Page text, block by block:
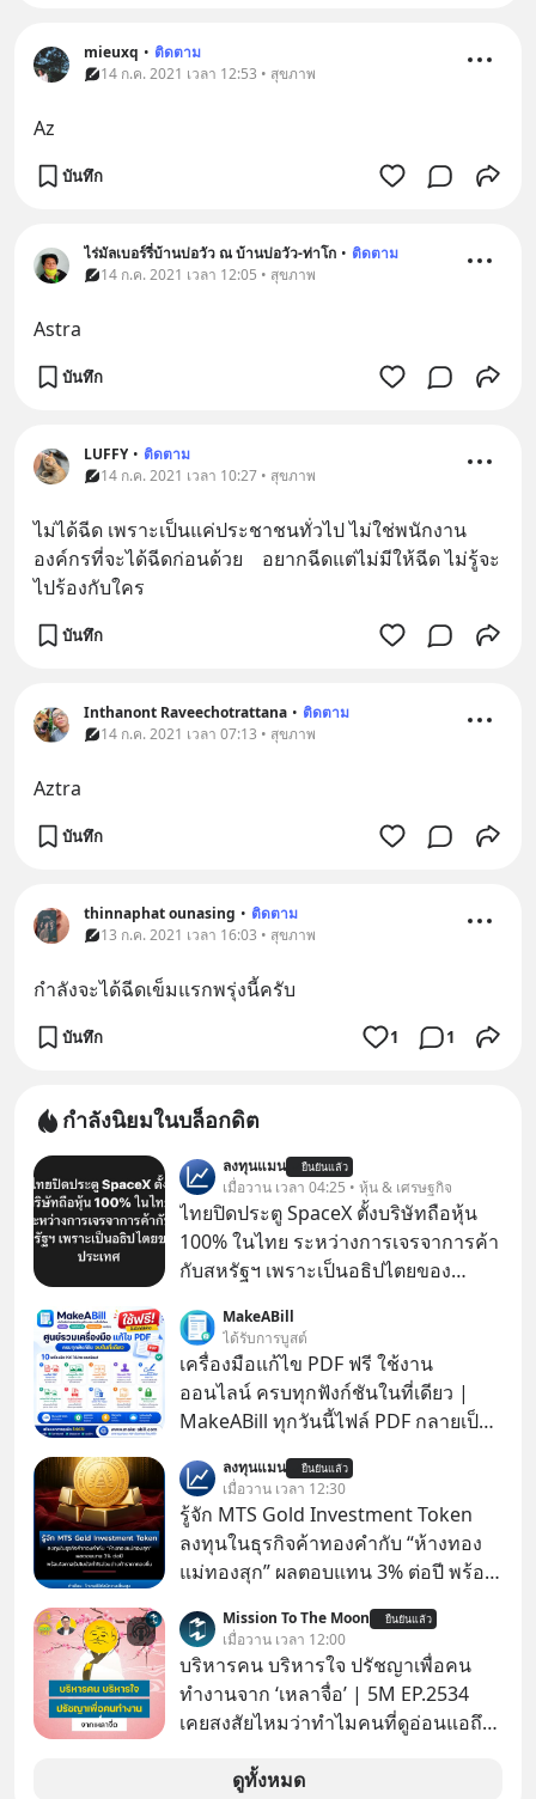
mieuxq • ติดตาม
14 ก.ค. 2021 เวลา 12:53 • สุขภาพ
Az
บันทึก
ไร่มัลเบอร์รี่บ้านบ่อวัว ณ บ้านบ่อวัว-ท่าโก • ติดตาม
14 ก.ค. 2021 เวลา 12:05 • สุขภาพ
Astra
บันทึก
LUFFY • ติดตาม
14 ก.ค. 2021 เวลา 10:27 • สุขภาพ
ไม่ได้ฉีด เพราะเป็นแค่ประชาชนทั่วไป ไม่ใช่พนักงาน
องค์กรที่จะได้ฉีดก่อนด้วย    อยากฉีดแต่ไม่มีให้ฉีด ไม่รู้จะ
ไปร้องกับใคร
บันทึก
Inthanont Raveechotrattana • ติดตาม
14 ก.ค. 2021 เวลา 07:13 • สุขภาพ
Aztra
บันทึก
thinnaphat ounasing • ติดตาม
13 ก.ค. 2021 เวลา 16:03 • สุขภาพ
กำลังจะได้ฉีดเข็มแรกพรุ่งนี้ครับ
บันทึก 1 1
กำลังนิยมในบล็อกดิต
ลงทุนแมน ยืนยันแล้ว
เมื่อวาน เวลา 04:25 • หุ้น & เศรษฐกิจ
ไทยปิดประตู SpaceX ตั้งบริษัทถือหุ้น
100% ในไทย ระหว่างการเจรจาการค้า
กับสหรัฐฯ เพราะเป็นอธิปไตยของ
ประกาศจุดยืนชัดเจนว่า จะไม่อนุญาต
ให้บริษัทสหรัฐฯ ตั้งบริษัทโทรคมนาคม
ดาวเทียมที่ถือหุ้น 100% โดยชาวต่าง
ชาติ ในระหว่างการเจรจาการค้ากับ
รัฐบาลสหรัฐ โดยให้เหตุผลว่าเป็น
ประเด็นด้านอธิปไตยของประเทศ
MakeABill
ได้รับการบูสต์
เครื่องมือแก้ไข PDF ฟรี ใช้งาน
ออนไลน์ ครบทุกฟังก์ชันในที่เดียว |
MakeABill ทุกวันนี้ไฟล์ PDF กลายเป็น
จะเป็นใบเสนอราคา ใบกำกับภาษี
สัญญา รายงาน หรือเอกสารราชการ
แต่หลายครั้งเราจำเป็นต้อง รวมไฟล์
PDF, แยกหน้า PDF, ใส่ลายเซ็น, บีบอัด
ไฟล์ หรือใส่รหัสผ่าน ซึ่งมักต้องใช้หลาย
เว็บไซต์และหลายโปรแกรม
ลงทุนแมน ยืนยันแล้ว
เมื่อวาน เวลา 12:30
รู้จัก MTS Gold Investment Token
ลงทุนในธุรกิจค้าทองคำกับ “ห้างทอง
แม่ทองสุก” ผลตอบแทน 3% ต่อปี พร้อม
ทองขึ้น / ลงทุนแมนจะเล่าให้ฟัง x MTS
Gold Group กลุ่ม MTS Gold หรือห้าง
ทองแม่ทองสุก อยู่ในธุรกิจทองคำมา
นานกว่า 74 ปี ปัจจุบันนับเป็นกลุ่มธุรกิจ
ทองคำที่ใหญ่เป็นอันดับ 2 ของไทย ที่มี
รายได้รวม 3.5 ล้านล้านบาทในปี 2568
Mission To The Moon ยืนยันแล้ว
เมื่อวาน เวลา 12:00
บริหารคน บริหารใจ ปรัชญาเพื่อคน
ทำงานจาก ‘เหลาจื่อ’ | 5M EP.2534
เคยสงสัยไหมว่าทำไมคนที่ดูอ่อนแอถึง
สถานการณ์ แล้วทำไมคนที่ไม่ออกแรง
ดูทั้งหมด